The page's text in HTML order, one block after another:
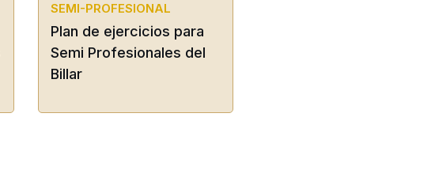
SEMI-PROFESIONAL
Plan de ejercicios para
Semi Profesionales del
Billar